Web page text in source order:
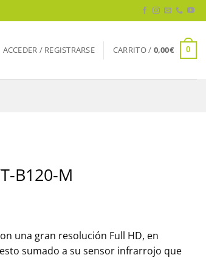
ACCEDER / REGISTRARSE CARRITO / 0,00€ 0
B120-M
una gran resolución Full HD, en
sumado a su sensor infrarrojo que